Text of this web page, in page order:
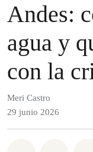
Andes:
agua y
con la
Meri Castro
29 junio 2026